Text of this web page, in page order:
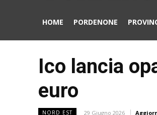
HOME PORDENONE
Ico lancia
euro
NORD EST 29 Giugno 2026